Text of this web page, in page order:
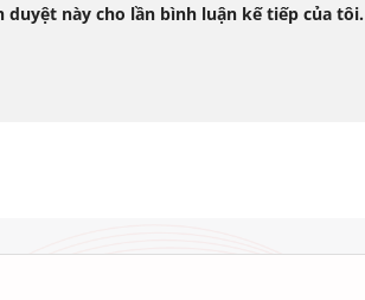
này cho lần bình luận kế tiếp của tôi.